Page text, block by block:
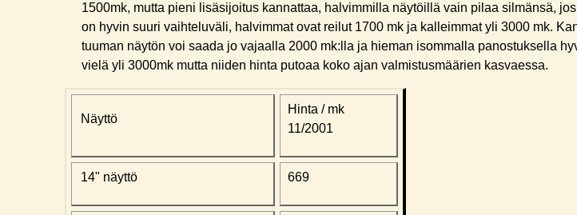
1500mk, mutta pieni lisäsijoitus kannattaa, halvimmilla näytöillä vain pilaa silmänsä,
on hyvin suuri vaihteluväli, halvimmat ovat reilut 1700 mk ja kalleimmat yli 3000 mk.
tuuman näytön voi saada jo vajaalla 2000 mk:lla ja hieman isommalla panostuksella
vielä yli 3000mk mutta niiden hinta putoaa koko ajan valmistusmäärien kasvaessa.
Näyttö
Hinta / mk
11/2001
14" näyttö 669